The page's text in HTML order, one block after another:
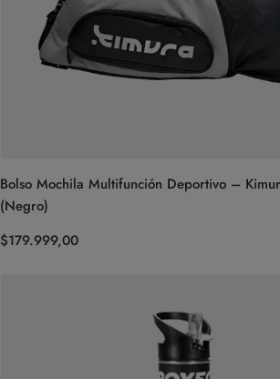
Bolso Mochila Multifunción Deportivo –
(Negro)
$179.999,00